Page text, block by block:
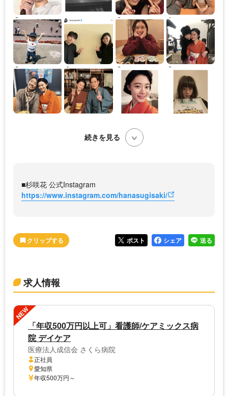
続きを見る
■杉咲花 公式Instagram
https://www.instagram.com/hanasugisaki/
ポスト シェア 送る
求人情報
NEW
「年収500万円以上可」看護師/ケアミックス病
院 デイケア
医療法人成信会 さくら病院
正社員
愛知県
年収500万円～